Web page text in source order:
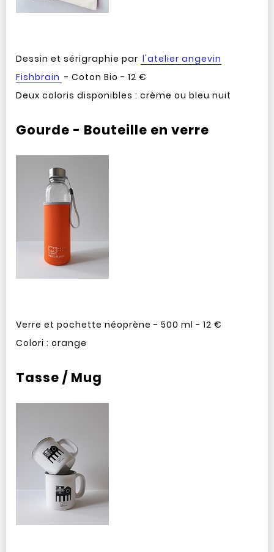
Dessin et sérigraphie par l'atelier angevin
Fishbrain - Coton Bio - 12 €
Deux coloris disponibles : crème ou bleu nuit
Gourde - Bouteille en verre
Verre et pochette néoprène - 500 ml - 12 €
Colori : orange
Tasse / Mug